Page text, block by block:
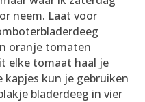
neem. Laat voor
oranje tomaten
elke tomaat haal je
kapjes kun je gebruiken
bladerdeeg in vier